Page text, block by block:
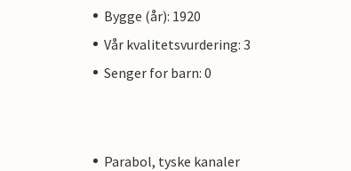
Bygge (år): 1920
Vår kvalitetsvurdering: 3
Senger for barn: 0
Parabol, tyske kanaler